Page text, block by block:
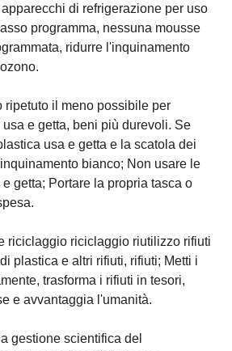
di refrigerazione per uso
programma, nessuna mousse
ridurre l'inquinamento
ripetuto il meno possibile per
e getta, beni più durevoli. Se
usa e getta e la scatola dei
bianco; Non usare le
e getta; Portare la propria tasca o
riciclaggio riciclaggio riutilizzo rifiuti
plastica e altri rifiuti, rifiuti; Metti i
trasforma i rifiuti in tesori,
e avvantaggia l'umanità.
gestione scientifica del